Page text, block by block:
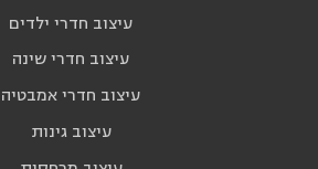
עיצוב חדרי ילדים
עיצוב חדרי שינה
עיצוב חדרי אמבטיה
עיצוב גינות